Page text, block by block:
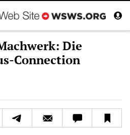
Die
Connection